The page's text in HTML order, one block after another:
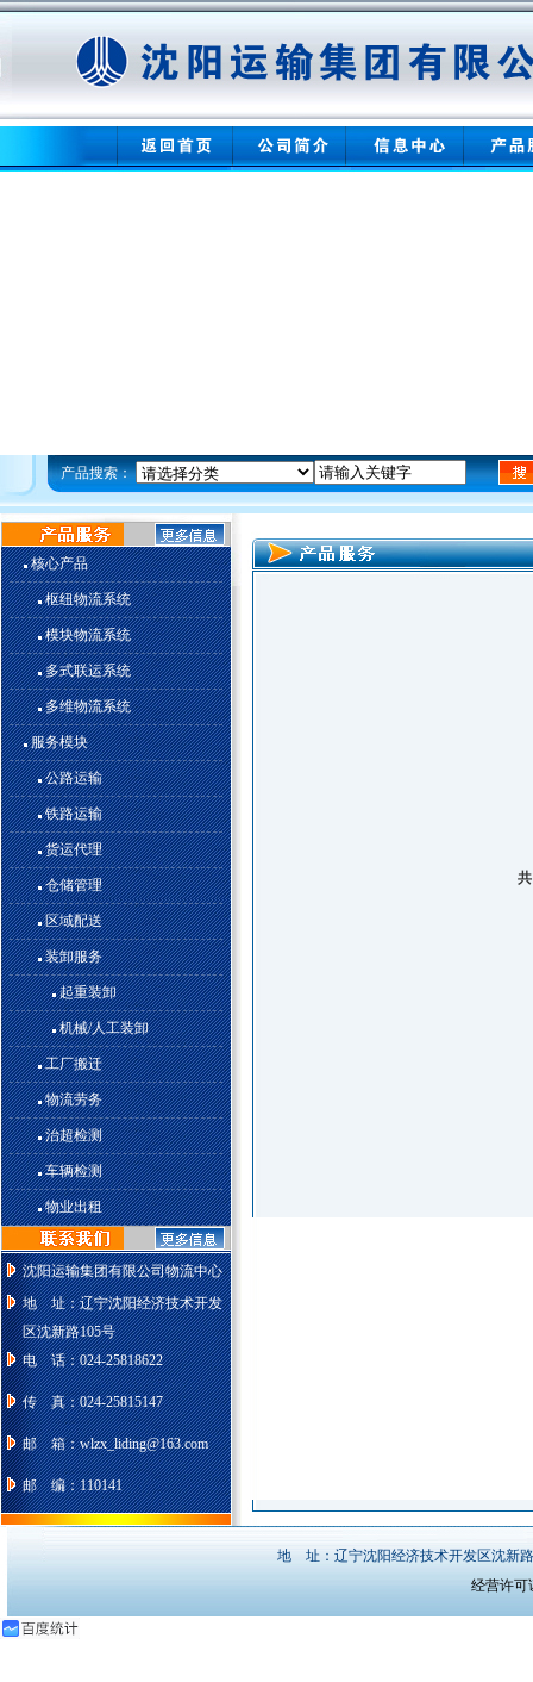
产品搜索：
核心产品
枢纽物流系统
模块物流系统
多式联运系统
多维物流系统
服务模块
公路运输
铁路运输
货运代理
仓储管理
区域配送
装卸服务
起重装卸
机械/人工装卸
工厂搬迁
物流劳务
治超检测
车辆检测
物业出租
沈阳运输集团有限公司物流中心
地 址：辽宁沈阳经济技术开发
区沈新路105号
电 话：024-25818622
传 真：024-25815147
邮 箱：wlzx_liding@163.com
邮 编：110141
地 址： 辽宁沈阳经济技术开发区沈新
经营许可